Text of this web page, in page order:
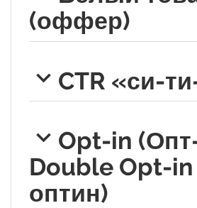
(оффер)
CTR «си-
Opt-in
Double Opt-
оптин)